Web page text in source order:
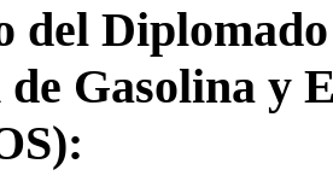
del
Gasolina y